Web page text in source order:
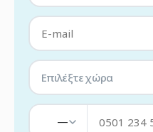
Επιλέξτε χώρα
—